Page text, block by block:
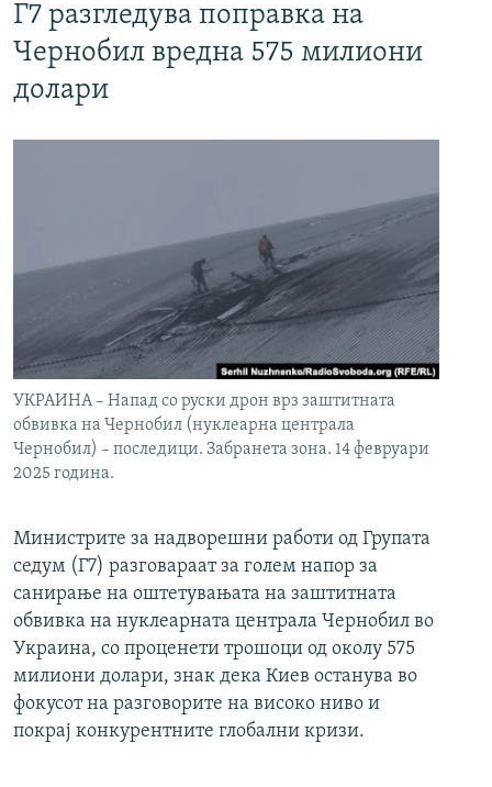
Г7 разгледува поправка на
Чернобил вредна 575 милиони
долари
УКРАИНА – Напад со руски дрон врз заштитната
обвивка на Чернобил (нуклеарна централа
Чернобил) – последици. Забранета зона. 14 февруари
2025 година.
Министрите за надворешни работи од Групата
седум (Г7) разговараат за голем напор за
санирање на оштетувањата на заштитната
обвивка на нуклеарната централа Чернобил во
Украина, со проценети трошоци од околу 575
милиони долари, знак дека Киев останува во
фокусот на разговорите на високо ниво и
покрај конкурентните глобални кризи.